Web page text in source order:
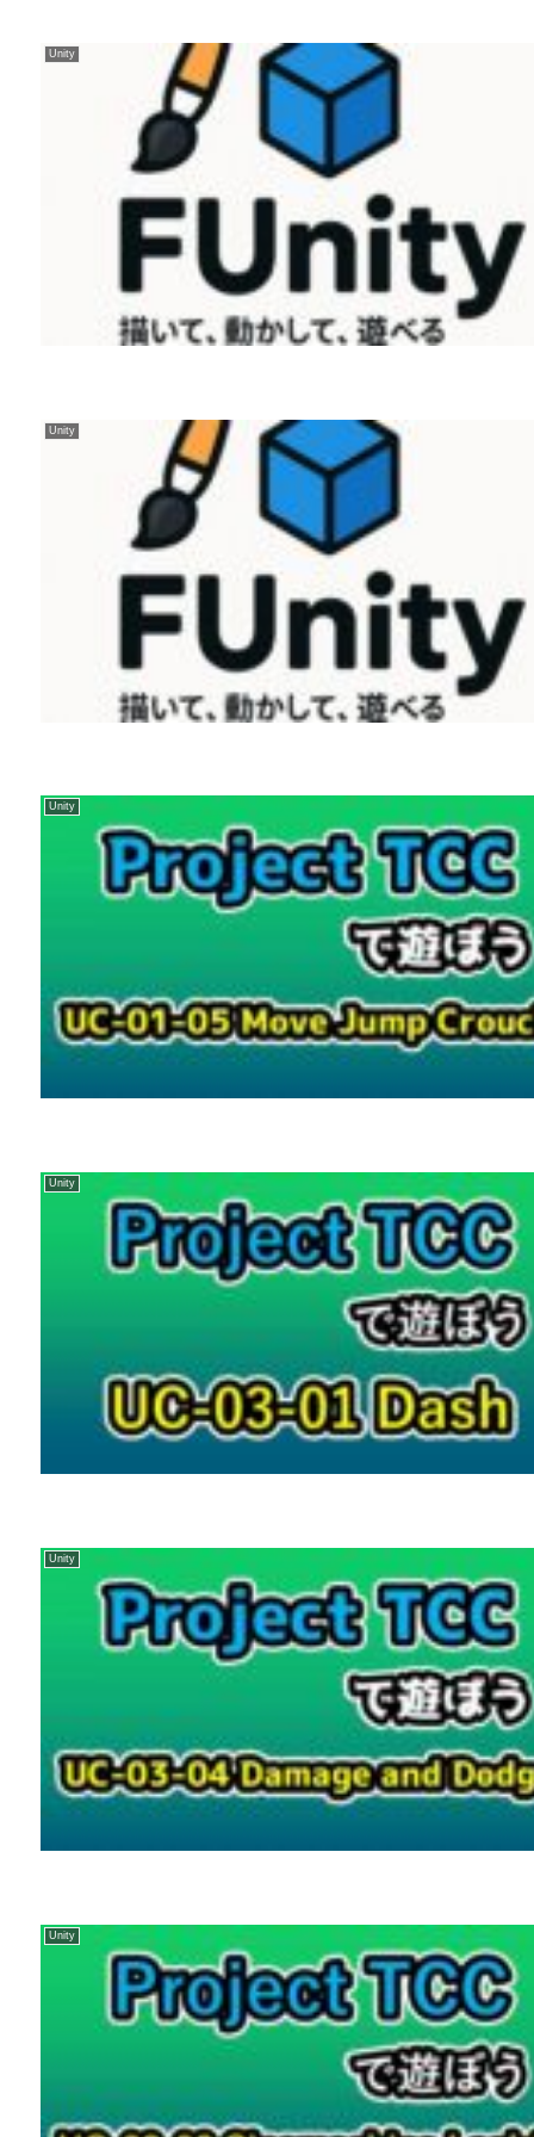
Unity
Unity
Unity
Unity
Unity
Unity